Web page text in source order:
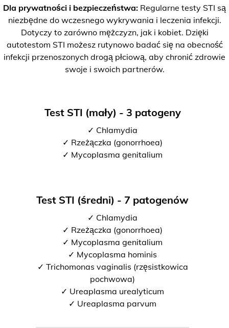
Dla prywatności i bezpieczeństwa: Regularne testy STI są
niezbędne do wczesnego wykrywania i leczenia infekcji.
Dotyczy to zarówno mężczyzn, jak i kobiet. Dzięki
autotestom STI możesz rutynowo badać się na obecność
infekcji przenoszonych drogą płciową, aby chronić zdrowie
swoje i swoich partnerów.
Test STI (mały) - 3 patogeny
✓ Chlamydia
✓ Rzeżączka (gonorrhoea)
✓ Mycoplasma genitalium
Test STI (średni) - 7 patogenów
✓ Chlamydia
✓ Rzeżączka (gonorrhoea)
✓ Mycoplasma genitalium
✓ Mycoplasma hominis
✓ Trichomonas vaginalis (rzęsistkowica
pochwowa)
✓ Ureaplasma urealyticum
✓ Ureaplasma parvum